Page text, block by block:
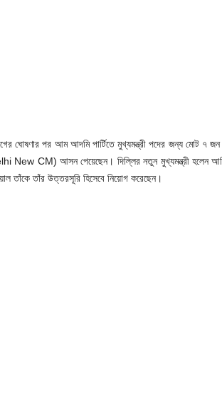
ঘোষণার পর আম আদমি পার্টিতে মুখ্যমন্ত্রী পদের জন্য মোট ৭ জন
New CM) আসন পেয়েছেন। দিল্লির নতুন মুখ্যমন্ত্রী হলেন
তাঁকে তাঁর উত্তরসূরি হিসেবে নিয়োগ করেছেন।